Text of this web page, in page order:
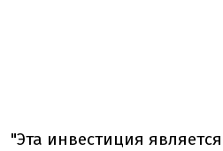
"Эта инвестиция